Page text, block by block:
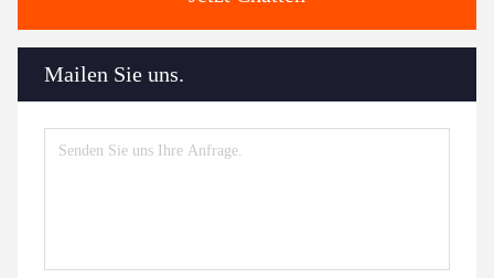
Mailen Sie uns.